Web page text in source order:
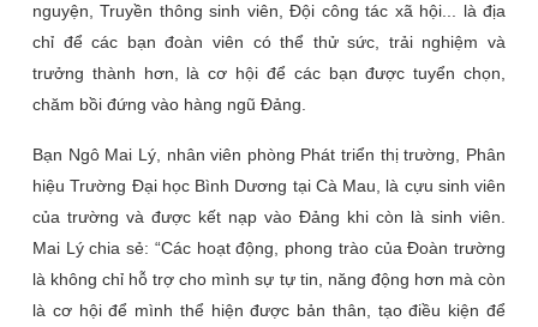
nguyện, Truyền thông sinh viên, Đội công tác xã hội... là địa
chỉ để các bạn đoàn viên có thể thử sức, trải nghiệm và
trưởng thành hơn, là cơ hội để các bạn được tuyển chọn,
chăm bồi đứng vào hàng ngũ Đảng.
Bạn Ngô Mai Lý, nhân viên phòng Phát triển thị trường, Phân
hiệu Trường Đại học Bình Dương tại Cà Mau, là cựu sinh viên
của trường và được kết nạp vào Đảng khi còn là sinh viên.
Mai Lý chia sẻ: “Các hoạt động, phong trào của Đoàn trường
là không chỉ hỗ trợ cho mình sự tự tin, năng động hơn mà còn
là cơ hội để mình thể hiện được bản thân, tạo điều kiện để